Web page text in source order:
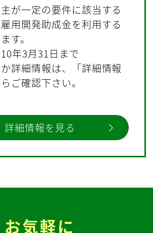
が一定の要件に該当する
用開発助成金を利用する
す。
年3月31日まで
詳細情報は、「詳細情報
ご確認下さい。
詳細情報を見る
お気軽に